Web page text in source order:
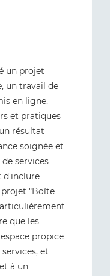
un projet
un travail de
en ligne,
et pratiques
résultat
soignée et
services
d'inclure
projet "Boîte
que les
propice
et
à un